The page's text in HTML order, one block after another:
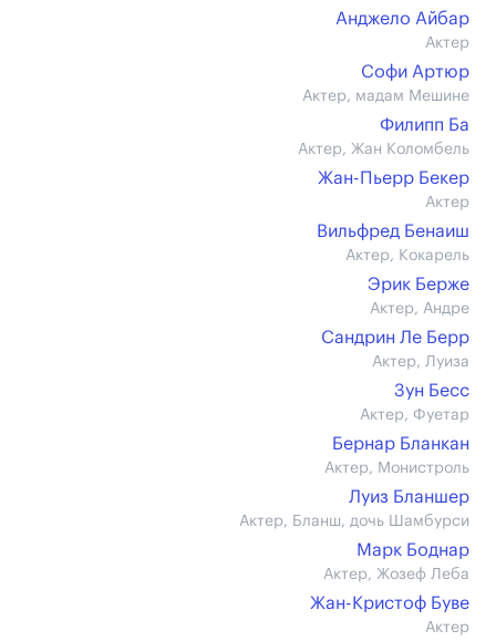
Анджело Айбар
Актер
Софи Артюр
Актер, мадам Мешине
Филипп Ба
Актер, Жан Коломбель
Жан-Пьерр Бекер
Актер
Вильфред Бенаиш
Актер, Кокарель
Эрик Берже
Актер, Андре
Сандрин Ле Берр
Актер, Луиза
Зун Бесс
Актер, Фуетар
Бернар Бланкан
Актер, Монистроль
Луиз Бланшер
Актер, Бланш, дочь Шамбурси
Марк Боднар
Актер, Жозеф Леба
Жан-Кристоф Буве
Актер